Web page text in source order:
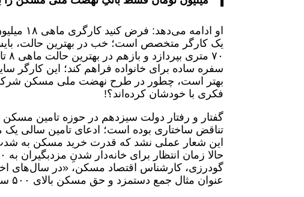
او
سفره ساده برای خانواده فراهم کند؛ این
فکری با خودشان کرده‌اند؟!
گفتار و رفتار دولت سیزدهم در حوزه تامین
تناقض ساختاری بوده است؛ ادعای تامین سالی یک
این شعار عملی نشد که قدرت خرید مسکن به
گودرزی، کارشناس اقتصاد مسکن، «در سال‌های
عنوان مثال جمع دستمزد و حق مسکن‌ بالای ۵۰۰ سال کفاف خرید یک واحد مسکونی ۷۵ متری را نمی‌دهد».